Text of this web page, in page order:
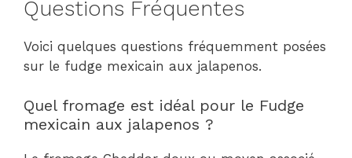
Questions Fréquentes
Voici quelques questions fréquemment posées
sur le fudge mexicain aux jalapenos.
Quel fromage est idéal pour le Fudge
mexicain aux jalapenos ?